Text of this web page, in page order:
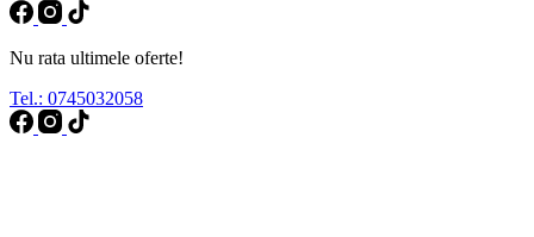
Nu rata ultimele oferte!
Tel.: 0745032058